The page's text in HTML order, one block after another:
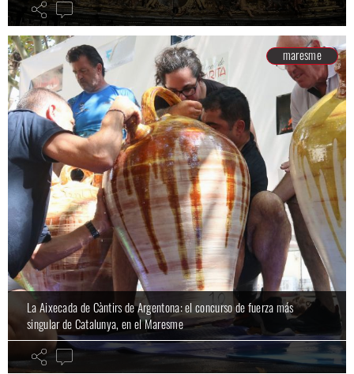
maresme
La Aixecada de Càntirs de Argentona: el concurso de fuerza más
singular de Catalunya, en el Maresme